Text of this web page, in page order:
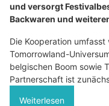
und versorgt
Backwaren und
Die Kooperation
Tomorrowland-
belgischen Boom sowie
Partnerschaft ist
Weiterlesen